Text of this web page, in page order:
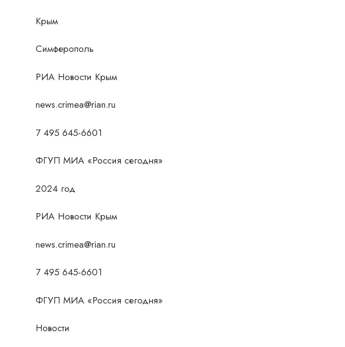
Крым
Симферополь
РИА Новости Крым
news.crimea@rian.ru
7 495 645-6601
ФГУП МИА «Россия сегодня»
2024 год
РИА Новости Крым
news.crimea@rian.ru
7 495 645-6601
ФГУП МИА «Россия сегодня»
Новости